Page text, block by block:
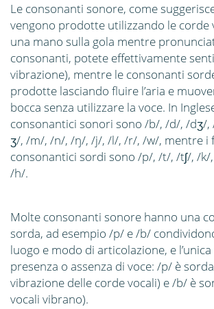
Le consonanti sonore, come
vengono prodotte utilizzando le corde
una mano sulla gola mentre
consonanti, potete effettivamente
vibrazione), mentre le consonanti
prodotte lasciando fluire l’aria e
bocca senza utilizzare la voce. In
consonantici sonori sono /b/, /d/, /dʒ/
ʒ/, /m/, /n/, /ŋ/, /j/, /l/, /r/, /w/, mentre i
consonantici sordi sono /p/, /t/, /tʃ/, /k/
/h/.
Molte consonanti sonore hanno una
sorda, ad esempio /p/ e /b/
luogo e modo di articolazione, e
presenza o assenza di voce: /p/ è sorda
vibrazione delle corde vocali) e /b/ è
vocali vibrano).